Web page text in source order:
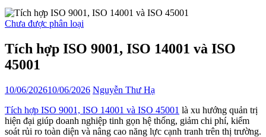
Chưa được phân loại
Tích hợp ISO 9001, ISO 14001 và ISO
45001
10/06/202610/06/2026 Nguyễn Thư Hạ
Tích hợp ISO 9001, ISO 14001 và ISO 45001 là xu hướng quản trị
hiện đại giúp doanh nghiệp tinh gọn hệ thống, giảm chi phí, kiểm
soát rủi ro toàn diện và nâng cao năng lực cạnh tranh trên thị trường.